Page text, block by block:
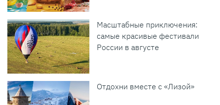
Масштабные приключения:
самые красивые фестивали
России в августе
Отдохни вместе с «Лизой»